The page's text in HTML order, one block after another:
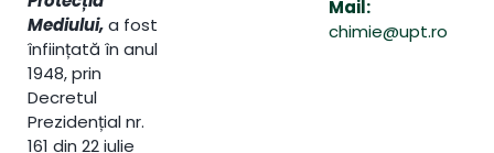
Mediului,a fost
înființată în anul
1948, prin
Decretul
Prezidențial nr.
161 din 22 iulie
Mail:
chimie@upt.ro